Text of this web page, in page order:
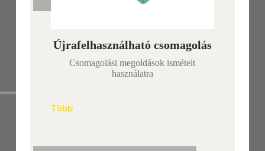
Újrafelhasználható csomagolás
Csomagolási megoldások ismételt
használatra
Több